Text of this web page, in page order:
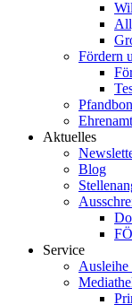
Fördern
Aktuelles
Blog
Service
Ausleihe